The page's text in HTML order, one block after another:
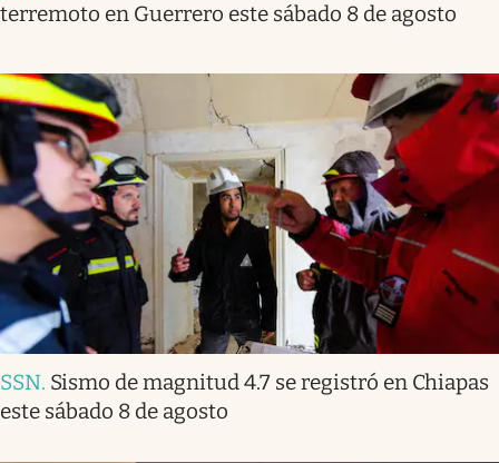
terremoto en Guerrero este sábado 8 de agosto
SSN. Sismo de magnitud 4.7 se registró en Chiapas
este sábado 8 de agosto